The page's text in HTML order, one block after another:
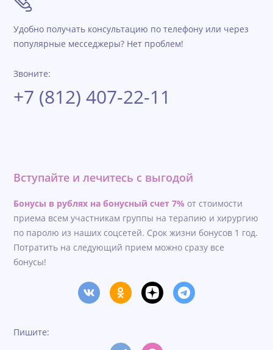
Удобно получать консультацию по телефону или через
популярные месседжеры? Нет проблем!
Звоните:
+7 (812) 407-22-11
Вступайте и лечитесь с выгодой
Бонусы в рублях на бонусный счет 7% от стоимости
приема всем участникам группы на терапию и хирургию
по паролю из наших соцсетей. Срок жизни бонусов 1 год.
Потратить на следующий прием можно сразу все
бонусы!
Пишите: